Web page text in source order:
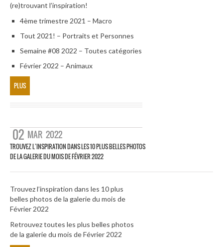
(re)trouvant l’inspiration!
4ème trimestre 2021 – Macro
Tout 2021! – Portraits et Personnes
Semaine #08 2022 – Toutes catégories
Février 2022 – Animaux
PLUS
02 MAR 2022
TROUVEZ L’INSPIRATION DANS LES 10 PLUS BELLES PHOTOS
DE LA GALERIE DU MOIS DE FÉVRIER 2022
Trouvez l’inspiration dans les 10 plus
belles photos de la galerie du mois de
Février 2022
Retrouvez toutes les plus belles photos
de la galerie du mois de Février 2022